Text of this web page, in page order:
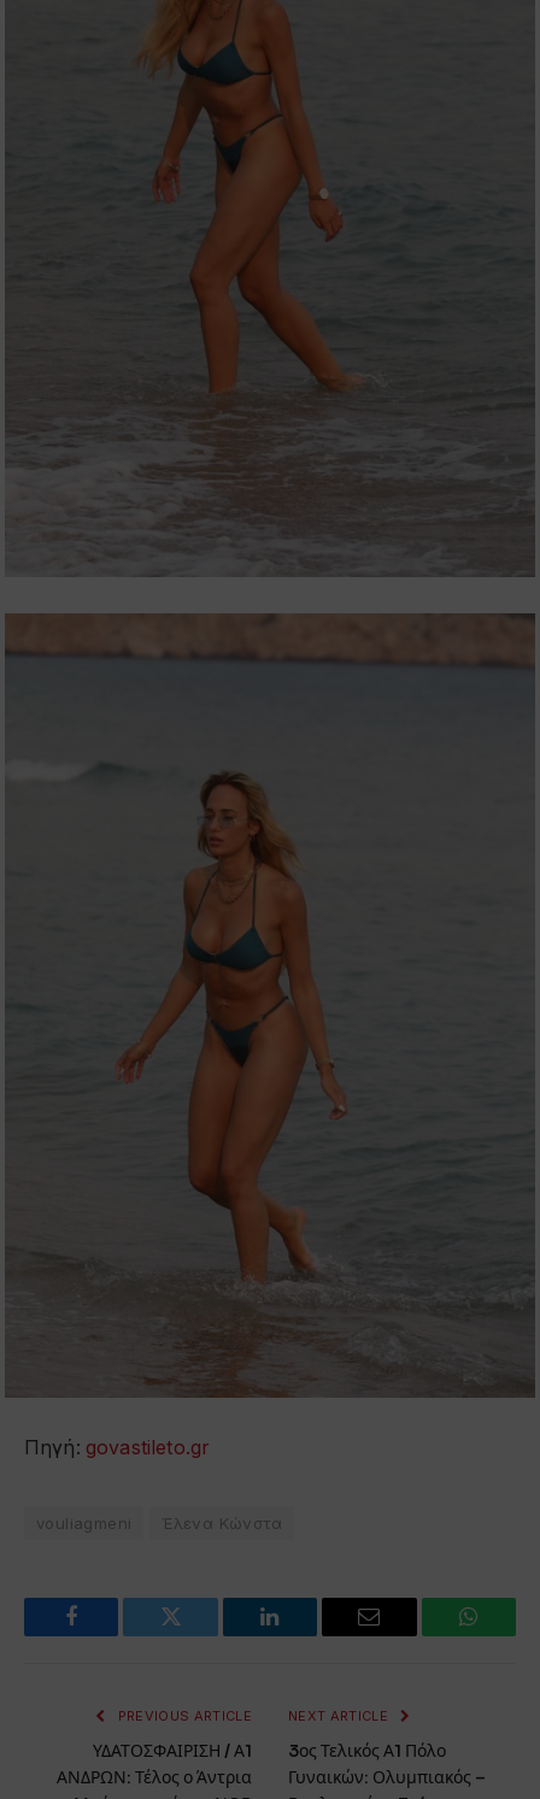
Πηγή: govastileto.gr
vouliagmeni Έλενα Κώνστα
Facebook Twitter LinkedIn Email
PREVIOUS ARTICLE
ΥΔΑΤΟΣΦΑΙΡΙΣΗ / Α1
ΑΝΔΡΩΝ: Τέλος ο Άντρια
NEXT ARTICLE
3ος Τελικός Α1 Πόλο
Γυναικών: Ολυμπιακός –